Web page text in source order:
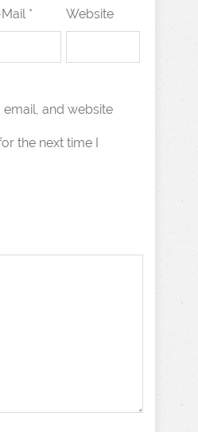
* Website
and website
the next time I